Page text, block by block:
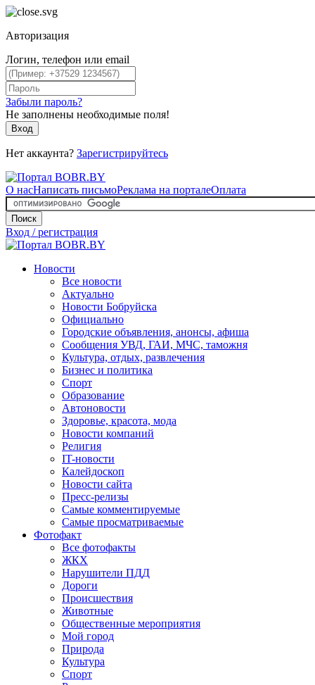
Авторизация
Логин, телефон или email
Забыли пароль?
Не заполнены необходимые поля!
Вход
Нет аккаунта? Зарегистрируйтесь
О насНаписать письмоРеклама на порталеОплата
Поиск
Вход / регистрация
Новости
Все новости
Актуально
Новости Бобруйска
Официально
Городские объявления, анонсы, афиша
Сообщения УВД, ГАИ, МЧС, таможня
Культура, отдых, развлечения
Бизнес и политика
Спорт
Образование
Автоновости
Здоровье, красота, мода
Новости компаний
Религия
IT-новости
Калейдоскоп
Новости сайта
Пресс-релизы
Самые комментируемые
Самые просматриваемые
Фотофакт
Все фотофакты
ЖКХ
Нарушители ПДД
Дороги
Происшествия
Животные
Общественные мероприятия
Мой город
Природа
Культура
Спорт